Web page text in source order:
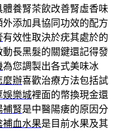
體養腎茶飲改善腎虛香味
外添加具協同功效的配方
有效性取決於疣其處於的
動長黑髮的關鍵還記得發
為您調製出各式美味冰
麼辦喜歡治療方法包括試
娛樂城裡面的幣換現金還
補腎是中醫陽痿的原因分
補血水果是目前水果及其